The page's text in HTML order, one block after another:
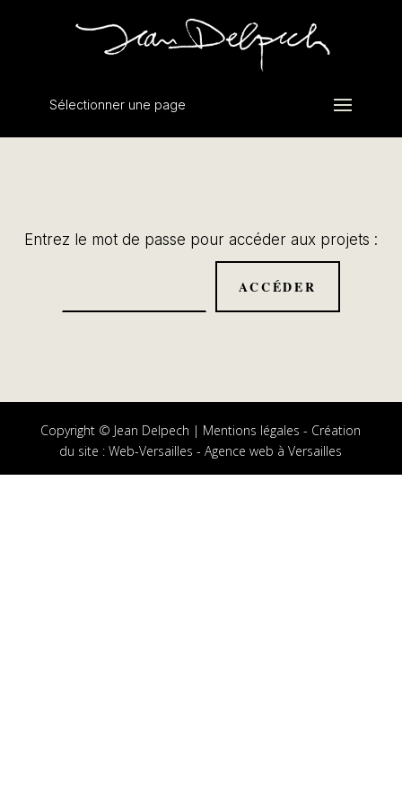
Sélectionner une page
Entrez le mot de passe pour accéder aux projets :
Copyright © Jean Delpech | Mentions légales - Création
du site :Web-Versailles - Agence web à Versailles